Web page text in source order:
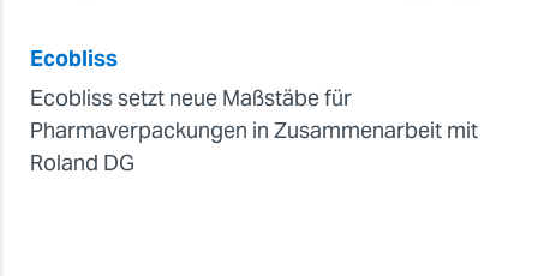
Ecobliss
Ecobliss setzt neue Maßstäbe für
Pharmaverpackungen in Zusammenarbeit mit
Roland DG